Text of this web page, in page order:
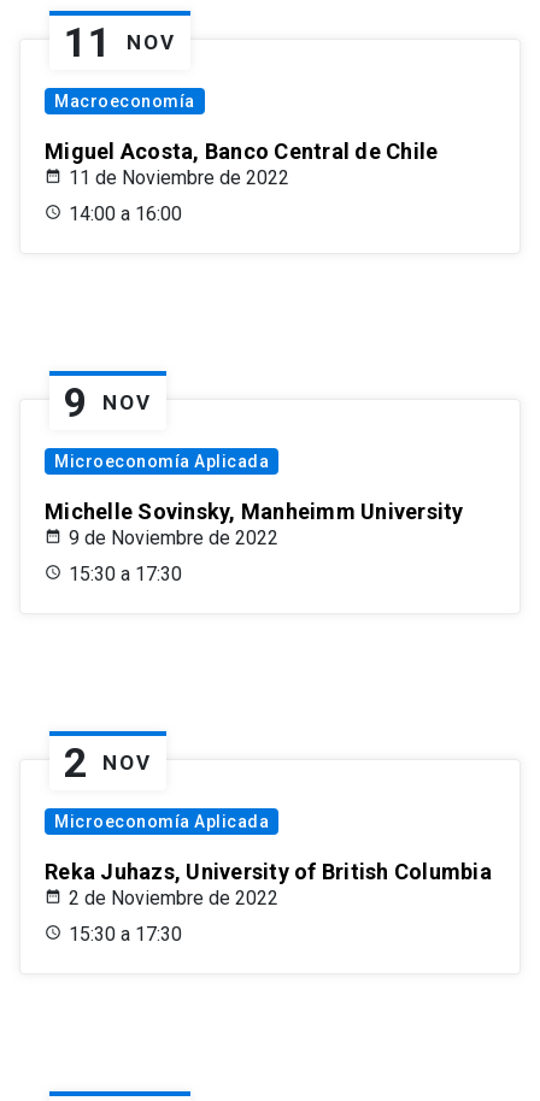
11 NOV
Macroeconomía
Miguel Acosta, Banco Central de Chile
11 de Noviembre de 2022
14:00 a 16:00
9 NOV
Microeconomía Aplicada
Michelle Sovinsky, Manheimm University
9 de Noviembre de 2022
15:30 a 17:30
2 NOV
Microeconomía Aplicada
Reka Juhazs, University of British Columbia
2 de Noviembre de 2022
15:30 a 17:30